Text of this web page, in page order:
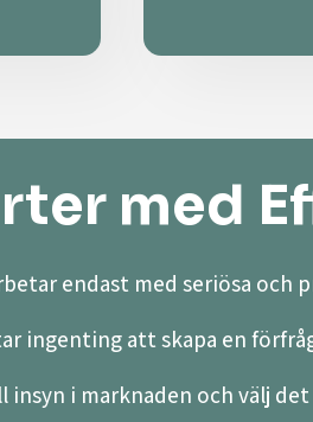
med
endast med seriösa och
ingenting att skapa en
insyn i marknaden och välj